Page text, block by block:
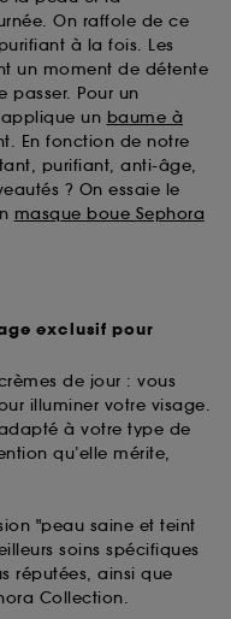
On raffole de ce
à la fois. Les
un moment de détente
passer. Pour un
un baume à
En fonction de notre
purifiant, anti-âge,
? On essaie le
masque boue Sephora
exclusif pour
de jour : vous
illuminer votre visage.
à votre type de
qu’elle mérite,
"peau saine et teint
soins spécifiques
réputées, ainsi que
Collection.